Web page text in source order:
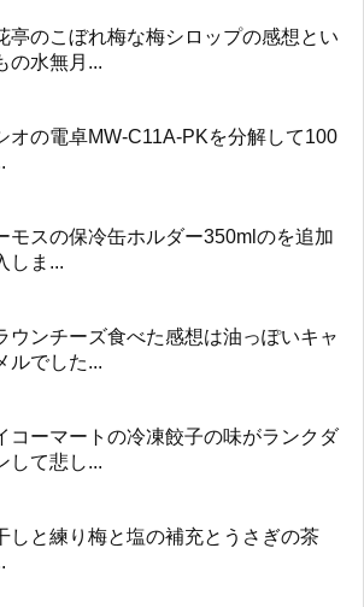
亭のこぼれ梅な梅シロップの感想とい
の水無月...
オの電卓MW-C11A-PKを分解して100
モスの保冷缶ホルダー350mlのを追加
しま...
ウンチーズ食べた感想は油っぽいキャ
ルでした...
コーマートの冷凍餃子の味がランクダ
して悲し...
しと練り梅と塩の補充とうさぎの茶